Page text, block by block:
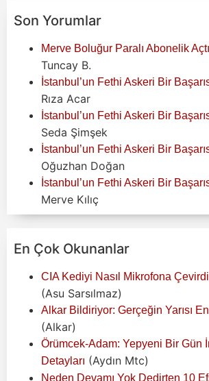
Son Yorumlar
Merve Boluğur Paralı Abonelik
Tuncay B.
İstanbul’un Fethi Askeri Bir
Rıza Acar
İstanbul’un Fethi Askeri Bir
Seda Şimşek
İstanbul’un Fethi Askeri Bir
Oğuzhan Doğan
İstanbul’un Fethi Askeri Bir
Merve Kılıç
En Çok Okunanlar
CIA Kediyi Nasıl Mikrofona
(Asu Sarsılmaz)
Alkar Bildiriyor: Gerçeğin Yarısı
(Alkar)
Örümcek-Adam: Yepyeni Bir Gün
Detayları (Aydın Mtc)
Neden Devamı Yok Dedirten 10